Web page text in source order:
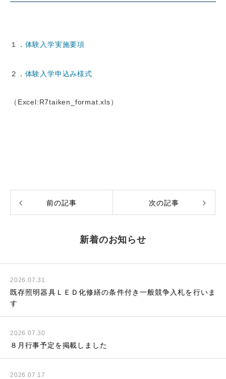
１． 体験入学実施要項
２． 体験入学申込み様式
（Excel:R7taiken_format.xls）
前の記事 次の記事
新着のお知らせ
2026.07.31
既存照明器具ＬＥＤ化修繕の条件付き一般競争入札を行いま
す
2026.07.30
８月行事予定を掲載しました
2026.07.17